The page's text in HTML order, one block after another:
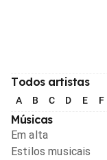
Todos artistas
A B C D E F
Músicas
Em alta
Estilos musicais